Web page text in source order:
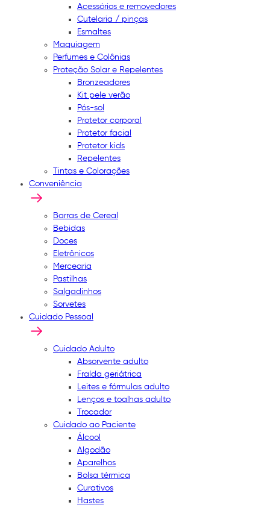
Acessórios e removedores
Cutelaria / pinças
Esmaltes
Maquiagem
Perfumes e Colônias
Proteção Solar e Repelentes
Bronzeadores
Kit pele verão
Pós-sol
Protetor corporal
Protetor facial
Protetor kids
Repelentes
Tintas e Colorações
Conveniência
Barras de Cereal
Bebidas
Doces
Eletrônicos
Mercearia
Pastilhas
Salgadinhos
Sorvetes
Cuidado Pessoal
Cuidado Adulto
Absorvente adulto
Fralda geriátrica
Leites e fórmulas adulto
Lenços e toalhas adulto
Trocador
Cuidado ao Paciente
Álcool
Algodão
Aparelhos
Bolsa térmica
Curativos
Hastes